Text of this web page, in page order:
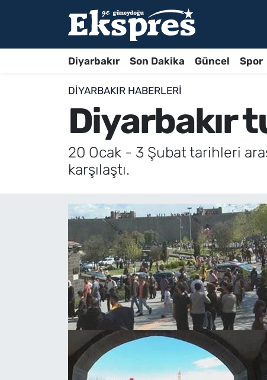
Diyarbakır Son Dakika Güncel Spor
DIYARBAKIR HABERLERI
Diyarbakır
20 Ocak - 3 Şubat tarihleri
karşılaştı.